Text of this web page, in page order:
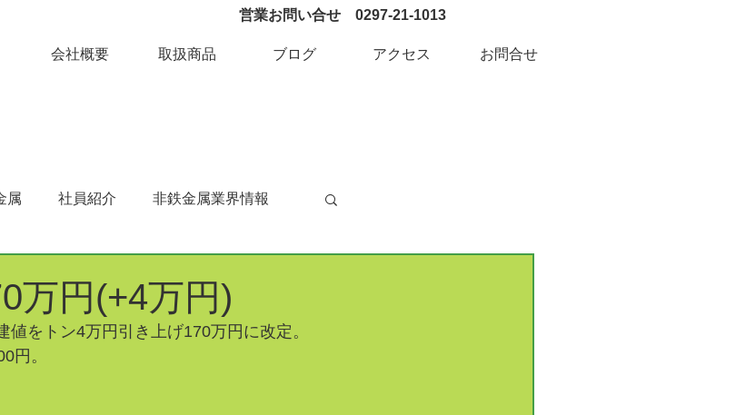
営業お問い合せ 0297-21-1013
会社概要 取扱商品 ブログ アクセス お問合せ
属 社員紹介 非鉄金属業界情報
万円(+4万円)
値をトン4万円引き上げ170万円に改定。
円。